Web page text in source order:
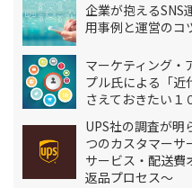
企業が抱えるSNS
用事例と運営のコ
マーケティング・
プル氏による「近
さえておきたい１
UPS社の調査が明
つのカスタマーサ
サービス・配送費
返品プロセス～